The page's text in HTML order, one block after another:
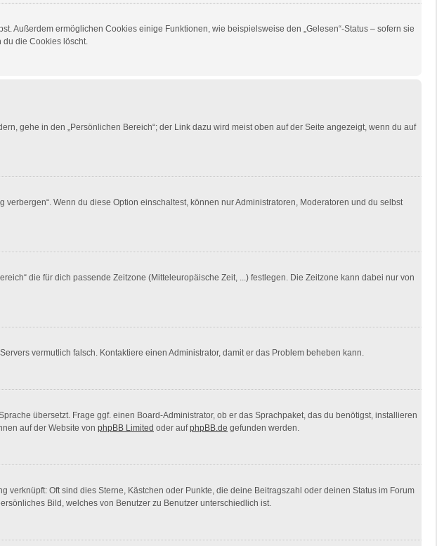
Außerdem ermöglichen Cookies einige Funktionen, wie beispielsweise den „Gelesen“-Status – sofern sie
du die Cookies löscht.
gehe in den „Persönlichen Bereich“; der Link dazu wird meist oben auf der Seite angezeigt, wenn du auf
Wenn du diese Option einschaltest, können nur Administratoren, Moderatoren und du selbst
die für dich passende Zeitzone (Mitteleuropäische Zeit, ...) festlegen. Die Zeitzone kann dabei nur von
vermutlich falsch. Kontaktiere einen Administrator, damit er das Problem beheben kann.
übersetzt. Frage ggf. einen Board-Administrator, ob er das Sprachpaket, das du benötigst, installieren
auf der Website von phpBB Limited oder aufphpBB.de gefunden werden.
Oft sind dies Sterne, Kästchen oder Punkte, die deine Beitragszahl oder deinen Status im Forum
Bild, welches von Benutzer zu Benutzer unterschiedlich ist.